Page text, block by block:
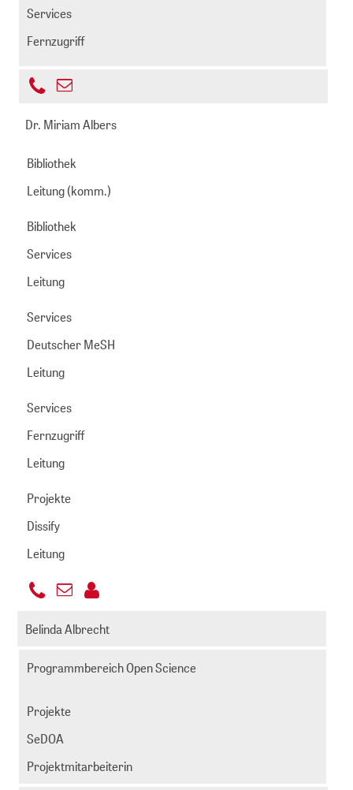
Services
Fernzugriff
+49
999892
-
349
senden
Dr. Miriam Albers
Bibliothek
Leitung (komm.)
Bibliothek
Services
Leitung
Services
Deutscher MeSH
Leitung
Services
Fernzugriff
Leitung
Projekte
Dissify
Leitung
+49
999892
-
E-
senden
Belinda Albrecht
Programmbereich Open Science
Projekte
SeDOA
Projektmitarbeiterin